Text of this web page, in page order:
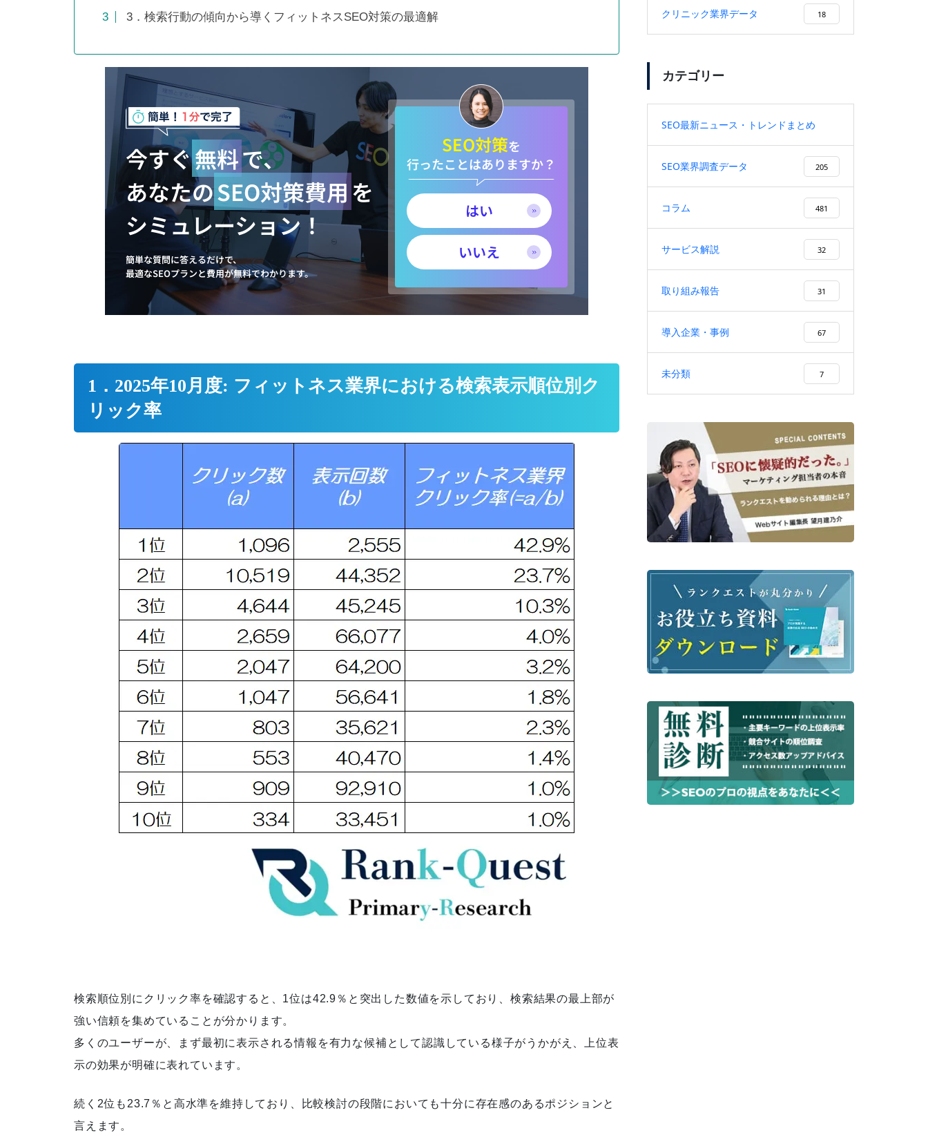
マニュアルへ変化
スケログ様に弊社を紹介頂きま
した！
タビコレ様に弊社を紹介頂きま
した！
ネットショップのSEO対策12選
｜売上につなげる実践手順と優
先順位
株式会社ケイオーの様「おすす
めのコンサルティング/マーケテ
ィング支援会社」として当サー
ビスが紹介されました！
SEO記事制作とは？上位表示と
CVにつなげる作り方・手順を解
説
SEOに強いホームページとは？
特徴・作り方・制作会社の選び
オウンドメディアでCVを増やす
には？CVRの目安と問い合わせ
SEOセカンドオピニオンとは？
会社選びを解説
策
に弊社が紹介されました！
デメリットと失敗しない依頼先
の選び方を徹底解説
3．検索行動の傾向から導くフィットネスSEO対策の最適解
今すぐ無料で、
あなたのSEO対策費用を
シミュレーション！
簡単な質問に答えるだけで、
最適なSEOプランと費用が無料でわかります。
SEO対策を
行ったことはありますか？
はい
いいえ
1．2025年10月度: フィットネス業界における検索表示順位別ク
リック率
検索順位別にクリック率を確認すると、1位は42.9％と突出した数値を示しており、検索結果の最上部が
強い信頼を集めていることが分かります。
多くのユーザーが、まず最初に表示される情報を有力な候補として認識している様子がうかがえ、上位表
示の効果が明確に表れています。
続く2位も23.7％と高水準を維持しており、比較検討の段階においても十分に存在感のあるポジションと
言えます。
クリニック業界データ 18
カテゴリー
SEO最新ニュース・トレンドまとめ
SEO業界調査データ 205
コラム 481
サービス解説 32
取り組み報告 31
導入企業・事例 67
未分類 7